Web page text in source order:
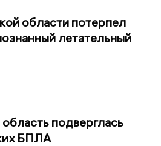
области потерпел
летательный
подверглась
БПЛА